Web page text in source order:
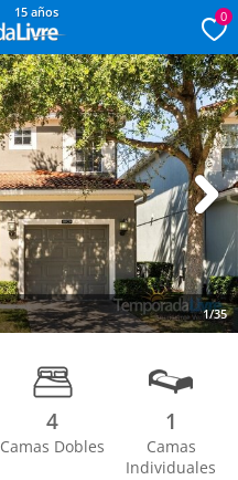
15 años 0
1/35
Next
4
Camas Dobles
1
Camas
Individuales